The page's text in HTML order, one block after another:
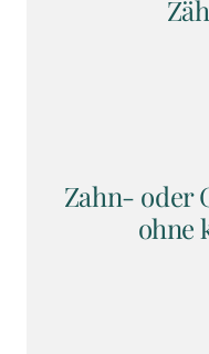
Zahn- oder
ohne